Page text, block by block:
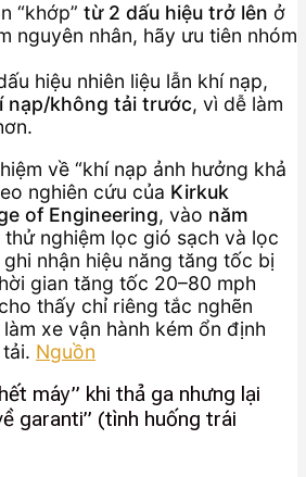
“khớp” từ 2 dấu hiệu trở lên ở
nguyên nhân, hãy ưu tiên nhóm
hiệu nhiên liệu lẫn khí nạp,
nạp/không tải trước, vì dễ làm
về “khí nạp ảnh hưởng khả
nghiên cứu của Kirkuk
of Engineering, vào năm
thử nghiệm lọc gió sạch và lọc
nhận hiệu năng tăng tốc bị
gian tăng tốc 20–80 mph
thấy chỉ riêng tắc nghẽn
xe vận hành kém ổn định
Nguồn
máy” khi thả ga nhưng lại
garanti” (tình huống trái